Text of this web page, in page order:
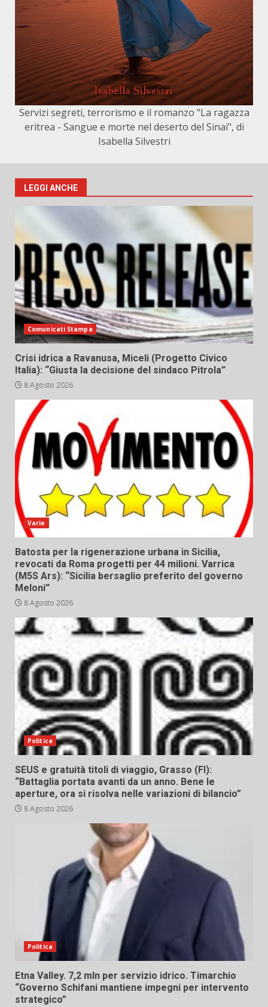
Servizi segreti, terrorismo e il romanzo "La ragazza
eritrea - Sangue e morte nel deserto del Sinai", di
Isabella Silvestri
LEGGI ANCHE
Comunicati Stampa
Crisi idrica a Ravanusa, Miceli (Progetto Civico
Italia): “Giusta la decisione del sindaco Pitrola”
8 Agosto 2026
Varie
Batosta per la rigenerazione urbana in Sicilia,
revocati da Roma progetti per 44 milioni. Varrica
(M5S Ars): “Sicilia bersaglio preferito del governo
Meloni”
8 Agosto 2026
Politica
SEUS e gratuità titoli di viaggio, Grasso (FI):
“Battaglia portata avanti da un anno. Bene le
aperture, ora si risolva nelle variazioni di bilancio”
8 Agosto 2026
Politica
Etna Valley. 7,2 mln per servizio idrico. Timarchio
“Governo Schifani mantiene impegni per intervento
strategico”